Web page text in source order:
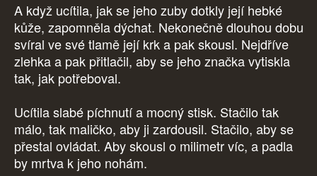
A když ucítila, jak se jeho zuby dotkly její hebké
kůže, zapomněla dýchat. Nekonečně dlouhou dobu
svíral ve své tlamě její krk a pak skousl. Nejdříve
zlehka a pak přitlačil, aby se jeho značka vytiskla
tak, jak potřeboval.
Ucítila slabé píchnutí a mocný stisk. Stačilo tak
málo, tak maličko, aby ji zardousil. Stačilo, aby se
přestal ovládat. Aby skousl o milimetr víc, a padla
by mrtva k jeho nohám.